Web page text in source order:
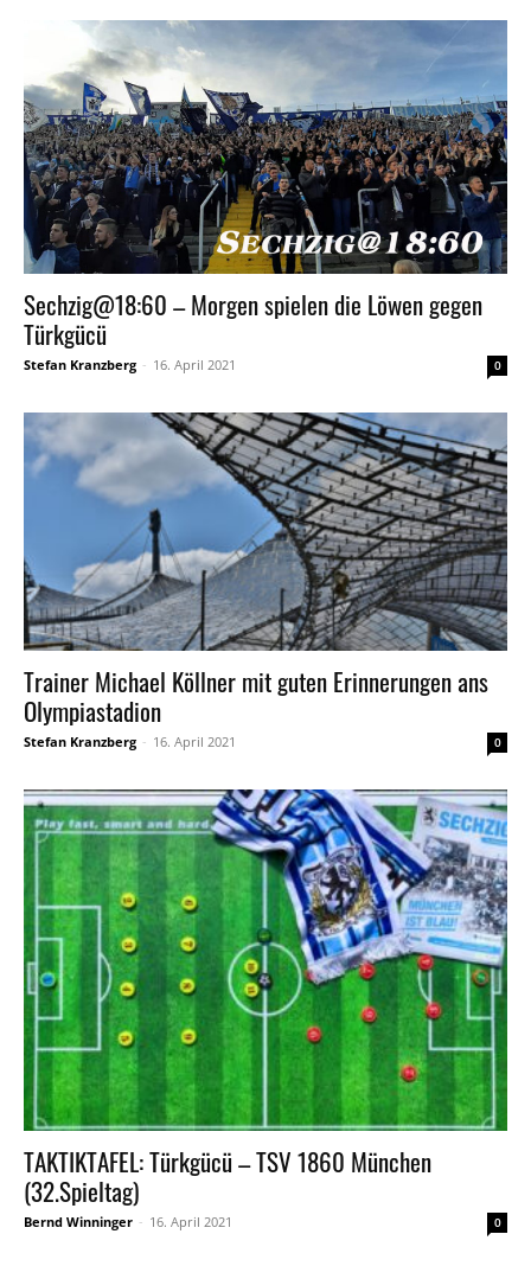
Sechzig@18:60 – Morgen spielen die Löwen gegen
Türkgücü
Stefan Kranzberg - 16. April 2021 0
Trainer Michael Köllner mit guten Erinnerungen ans
Olympiastadion
Stefan Kranzberg - 16. April 2021 0
TAKTIKTAFEL: Türkgücü – TSV 1860 München
(32.Spieltag)
Bernd Winninger - 16. April 2021 0